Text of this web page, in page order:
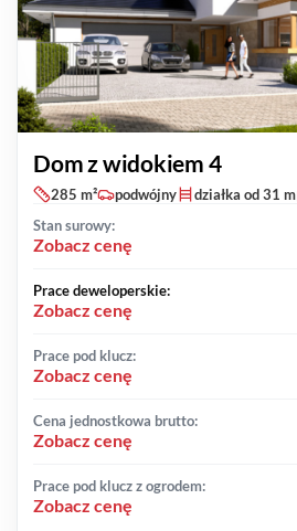
Dom z widokiem 4
285 m² podwójny działka od 31 m
Stan surowy:
Zobacz cenę
Prace deweloperskie:
Zobacz cenę
Prace pod klucz:
Zobacz cenę
Cena jednostkowa brutto:
Zobacz cenę
Prace pod klucz z ogrodem:
Zobacz cenę